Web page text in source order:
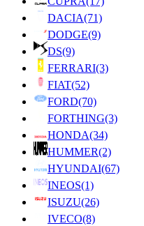
DACIA(71)
DODGE(9)
DS(9)
FERRARI(3)
FIAT(52)
FORD(70)
FORTHING(3)
HONDA(34)
HUMMER(2)
HYUNDAI(67)
INEOS(1)
ISUZU(26)
IVECO(8)